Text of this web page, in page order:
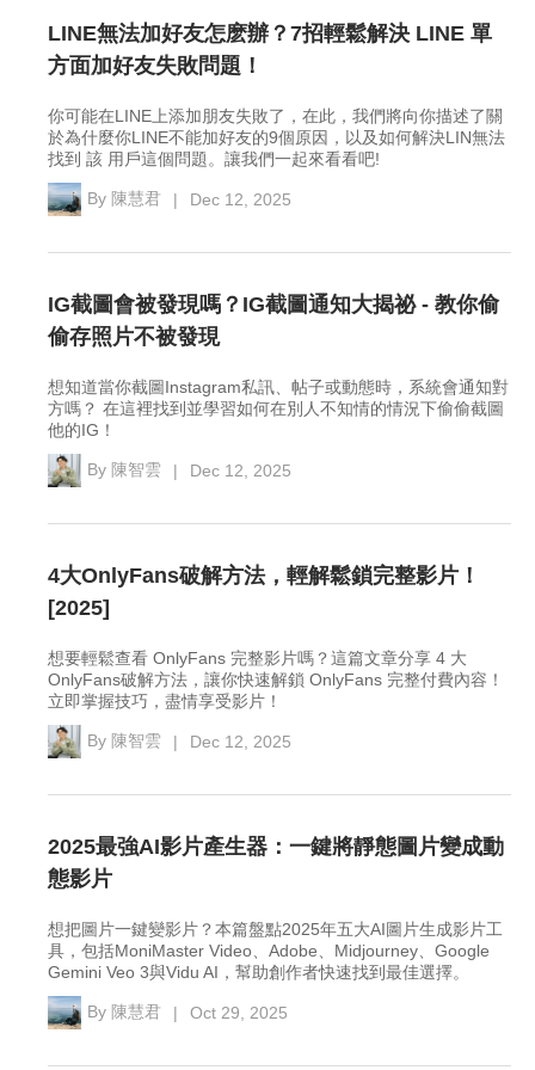
LINE無法加好友怎麽辦？7招輕鬆解決 LINE 單
方面加好友失敗問題！
你可能在LINE上添加朋友失敗了，在此，我們將向你描述了關
於為什麼你LINE不能加好友的9個原因，以及如何解決LIN無法
找到 該 用戶這個問題。讓我們一起來看看吧!
By 陳慧君 | Dec 12, 2025
IG截圖會被發現嗎？IG截圖通知大揭祕 - 教你偷
偷存照片不被發現
想知道當你截圖Instagram私訊、帖子或動態時，系統會通知對
方嗎？ 在這裡找到並學習如何在別人不知情的情況下偷偷截圖
他的IG！
By 陳智雲 | Dec 12, 2025
4大OnlyFans破解方法，輕解鬆鎖完整影片！
[2025]
想要輕鬆查看 OnlyFans 完整影片嗎？這篇文章分享 4 大
OnlyFans破解方法，讓你快速解鎖 OnlyFans 完整付費內容！
立即掌握技巧，盡情享受影片！
By 陳智雲 | Dec 12, 2025
2025最強AI影片產生器：一鍵將靜態圖片變成動
態影片
想把圖片一鍵變影片？本篇盤點2025年五大AI圖片生成影片工
具，包括MoniMaster Video、Adobe、Midjourney、Google
Gemini Veo 3與Vidu AI，幫助創作者快速找到最佳選擇。
By 陳慧君 | Oct 29, 2025